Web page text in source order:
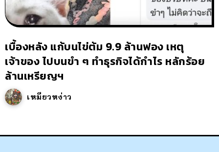
เบื้องหลัง แก้บนไข่ต้ม 9.9 ล้านฟอง เหตุ
เจ้าของ ไปบนขำ ๆ ทำธุรกิจได้กำไร หลักร้อย
ล้านเหรียญฯ
เหมียวหง่าว